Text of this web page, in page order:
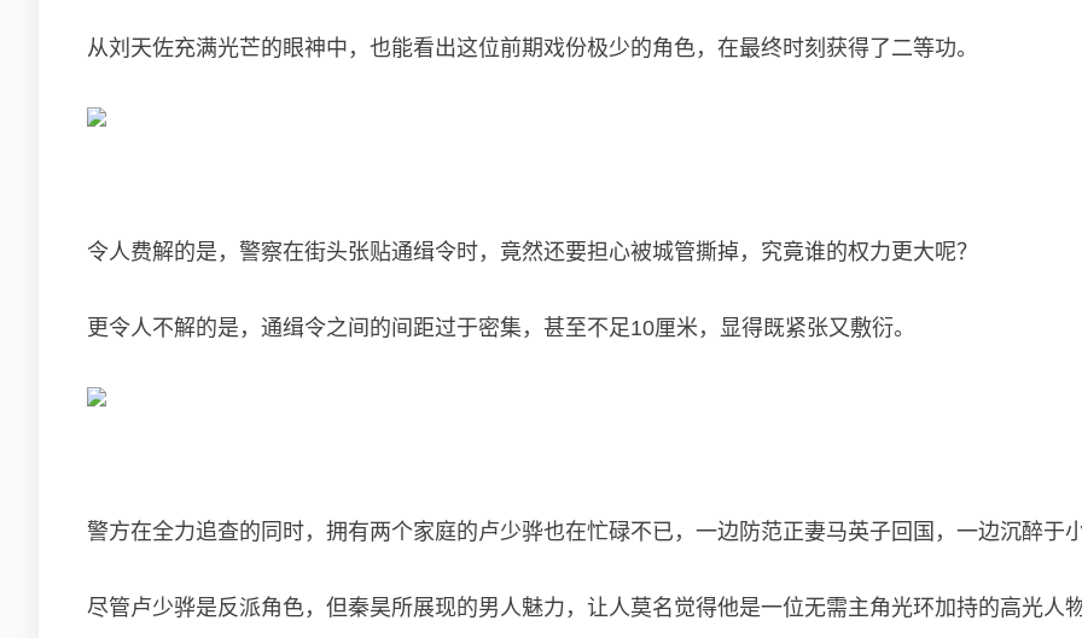
从刘天佐充满光芒的眼神中，也能看出这位前期戏份极少的角色，在最终时刻获得了二等功。
令人费解的是，警察在街头张贴通缉令时，竟然还要担心被城管撕掉，究竟谁的权力更大呢？
更令人不解的是，通缉令之间的间距过于密集，甚至不足10厘米，显得既紧张又敷衍。
警方在全力追查的同时，拥有两个家庭的卢少骅也在忙碌不已，一边防范正妻马英子回国，一边沉醉于
尽管卢少骅是反派角色，但秦昊所展现的男人魅力，让人莫名觉得他是一位无需主角光环加持的高光人物